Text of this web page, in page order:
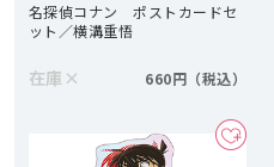
名探偵コナン ポストカードセ
ット／横溝重悟
在庫 × 660円